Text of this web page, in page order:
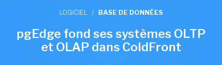
LOGICIEL / BASE DE DONNÉES
pgEdge fond ses systèmes OLTP
et OLAP dans ColdFront